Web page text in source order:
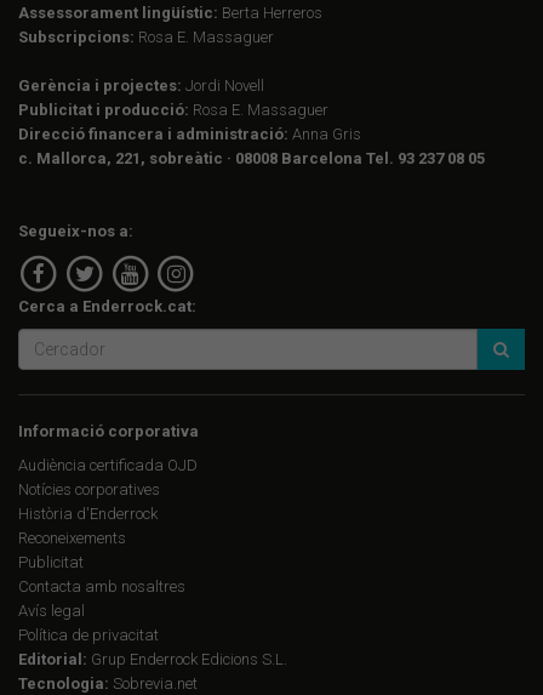
Assessorament lingüístic: Berta Herreros
Subscripcions: Rosa E. Massaguer
Gerència i projectes: Jordi Novell
Publicitat i producció: Rosa E. Massaguer
Direcció financera i administració: Anna Gris
c. Mallorca, 221, sobreàtic · 08008 Barcelona Tel. 93 237 08 05
Segueix-nos a:
Cerca a Enderrock.cat:
Informació corporativa
Audiència certificada OJD
Notícies corporatives
Història d'Enderrock
Reconeixements
Publicitat
Contacta amb nosaltres
Avís legal
Política de privacitat
Editorial: Grup Enderrock Edicions S.L.
Tecnologia: Sobrevia.net